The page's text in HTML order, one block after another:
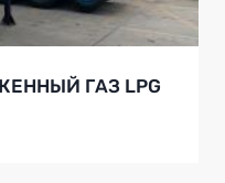
ГАЗ LPG